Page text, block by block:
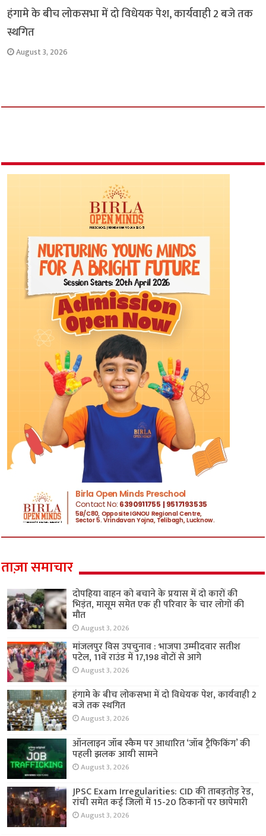
हंगामे के बीच लोकसभा में दो विधेयक पेश, कार्यवाही 2 बजे तक
स्थगित
August 3, 2026
ताज़ा समाचार
दोपहिया वाहन को बचाने के प्रयास में दो कारों की
भिड़ंत, मासूम समेत एक ही परिवार के चार लोगों की
मौत
August 3, 2026
मांजलपुर विस उपचुनाव : भाजपा उम्मीदवार सतीश
पटेल, 11वें राउंड में 17,198 वोटों से आगे
August 3, 2026
हंगामे के बीच लोकसभा में दो विधेयक पेश, कार्यवाही 2
बजे तक स्थगित
August 3, 2026
ऑनलाइन जॉब स्कैम पर आधारित ‘जॉब ट्रैफिकिंग’ की
पहली झलक आयी सामने
August 3, 2026
JPSC Exam Irregularities: CID की ताबड़तोड़ रेड,
रांची समेत कई जिलों में 15-20 ठिकानों पर छापेमारी
August 3, 2026